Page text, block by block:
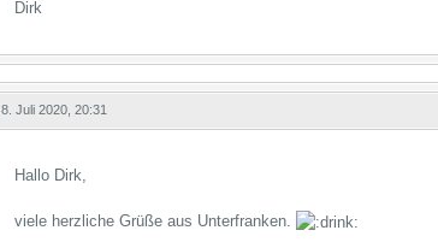
Dirk
8. Juli 2020, 20:31
Hallo Dirk,
viele herzliche Grüße aus Unterfranken.